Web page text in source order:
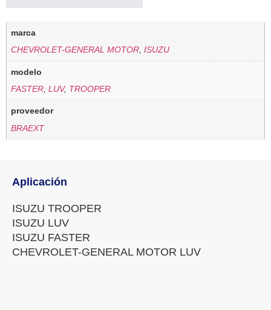
marca
CHEVROLET-GENERAL MOTOR,ISUZU
modelo
FASTER ,LUV, TROOPER
proveedor
BRAEXT
Aplicación
ISUZU TROOPER
ISUZU LUV
ISUZU FASTER
CHEVROLET-GENERAL MOTOR LUV